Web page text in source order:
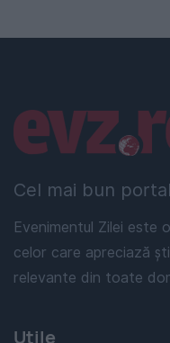
Cel mai bun
Evenimentul Zilei este
celor care apreciază
relevante din toate
Linkuri utile
Utile